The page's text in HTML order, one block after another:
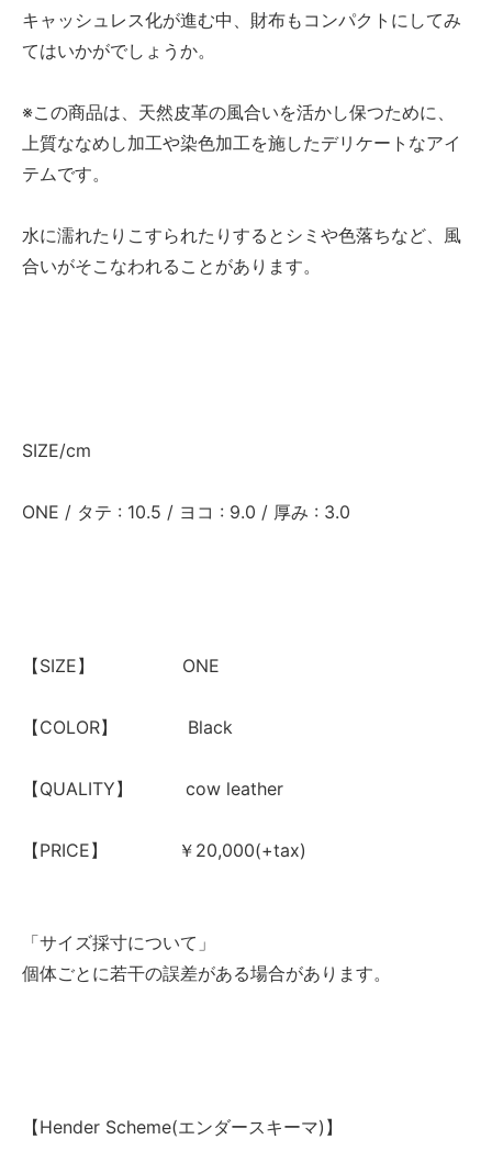
キャッシュレス化が進む中、財布もコンパクトにしてみ
てはいかがでしょうか。
※この商品は、天然皮革の風合いを活かし保つために、
上質ななめし加工や染色加工を施したデリケートなアイ
テムです。
水に濡れたりこすられたりするとシミや色落ちなど、風
合いがそこなわれることがあります。
SIZE/cm
ONE / タテ : 10.5 / ヨコ : 9.0 / 厚み : 3.0
【SIZE】 ONE
【COLOR】 Black
【QUALITY】 cow leather
【PRICE】 ￥20,000(+tax)
「サイズ採寸について」
個体ごとに若干の誤差がある場合があります。
【Hender Scheme(エンダースキーマ)】